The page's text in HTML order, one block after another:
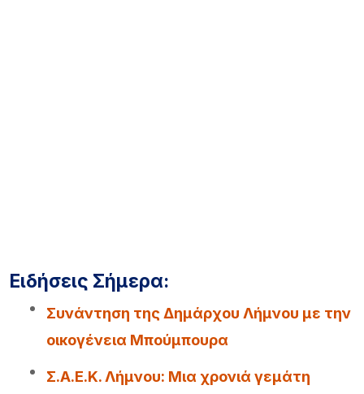
Ειδήσεις Σήμερα:
Συνάντηση της Δημάρχου Λήμνου με την
οικογένεια Μπούμπουρα
Σ.Α.Ε.Κ. Λήμνου: Μια χρονιά γεμάτη